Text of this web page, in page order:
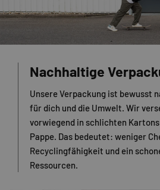
Nachhaltige
Unsere Verpackung ist bewusst
für dich und die Umwelt. Wir
vorwiegend in schlichten
Pappe. Das bedeutet: weniger
Recyclingfähigkeit und ein
Ressourcen.